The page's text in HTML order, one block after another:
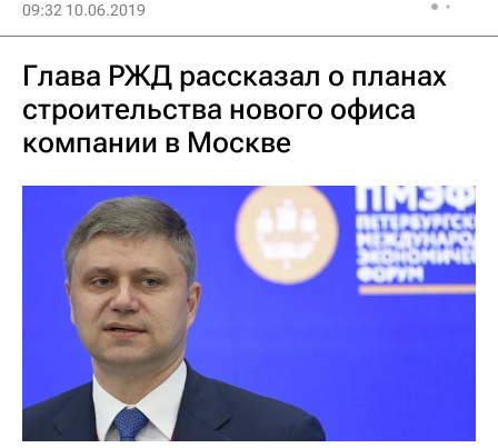
09:32 10.06.2019
Глава РЖД рассказал о планах
строительства нового офиса
компании в Москве